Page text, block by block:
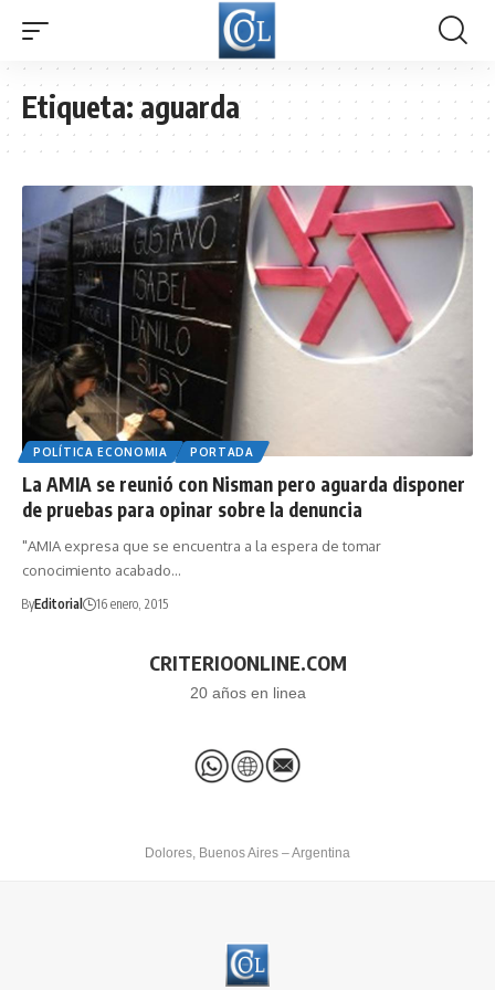
Etiqueta:aguarda
POLÍTICA ECONOMIA PORTADA
La AMIA se reunió con Nisman pero aguarda disponer
de pruebas para opinar sobre la denuncia
"AMIA expresa que se encuentra a la espera de tomar
conocimiento acabado…
ByEditorial 16 enero, 2015
CRITERIOONLINE.COM
20 años en linea
Dolores, Buenos Aires – Argentina